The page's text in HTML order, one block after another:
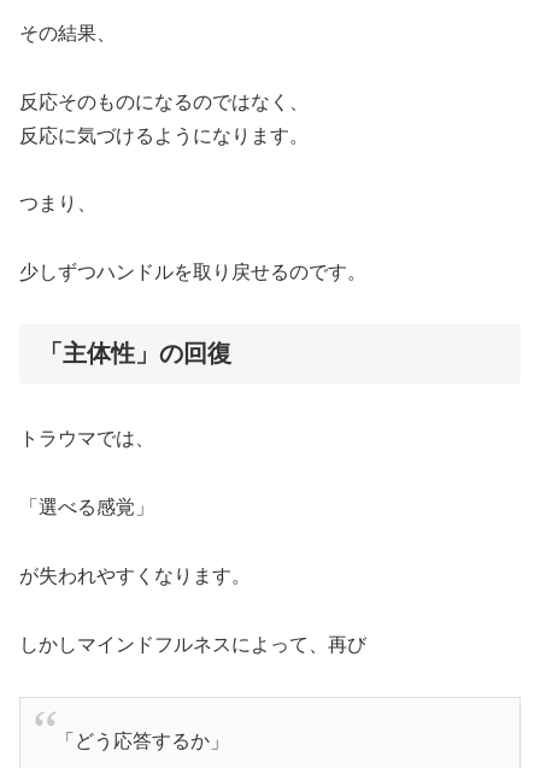
その結果、
反応そのものになるのではなく、
反応に気づけるようになります。
つまり、
少しずつハンドルを取り戻せるのです。
「主体性」の回復
トラウマでは、
「選べる感覚」
が失われやすくなります。
しかしマインドフルネスによって、再び
「どう応答するか」